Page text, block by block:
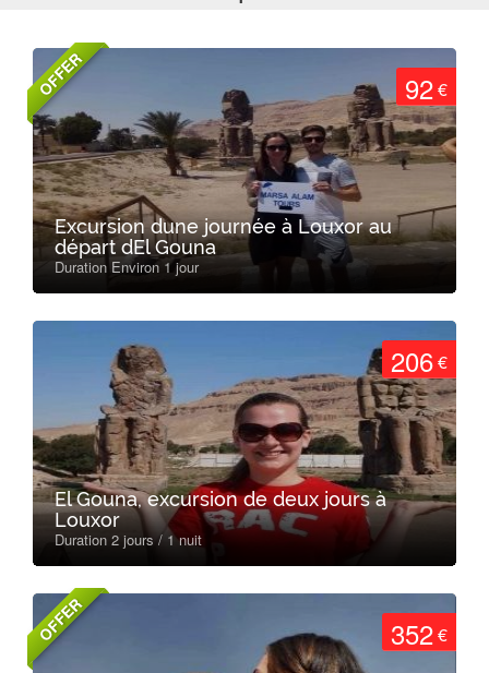
OFFER 92€
Excursion dune journée à Louxor au
départ dEl Gouna
Duration Environ 1 jour
206€
El Gouna, excursion de deux jours à
Louxor
Duration 2 jours / 1 nuit
OFFER 352€